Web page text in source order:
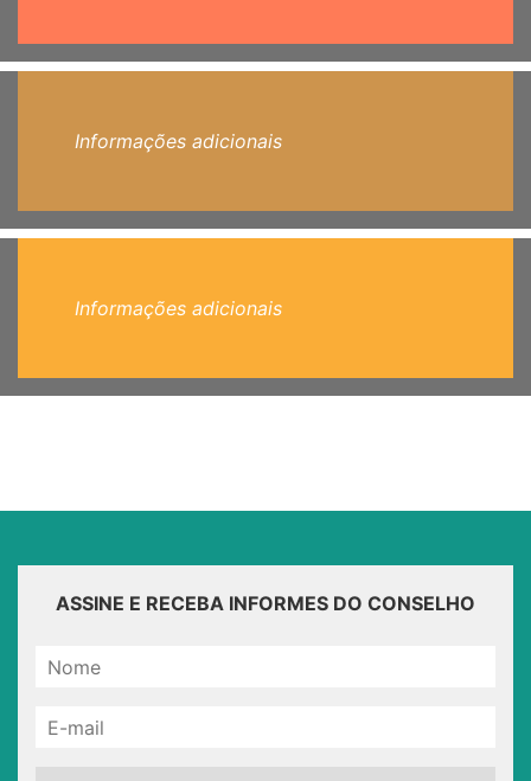
Informações adicionais
Informações adicionais
ASSINE E RECEBA INFORMES DO CONSELHO